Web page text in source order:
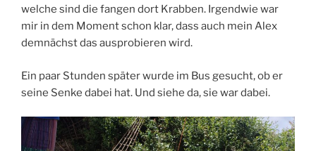
welche sind die fangen dort Krabben. Irgendwie war
mir in dem Moment schon klar, dass auch mein Alex
demnächst das ausprobieren wird.
Ein paar Stunden später wurde im Bus gesucht, ob er
seine Senke dabei hat. Und siehe da, sie war dabei.